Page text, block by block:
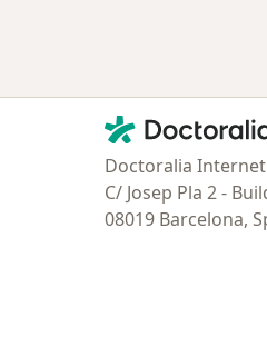
Contacto
Doctoralia - Página de
Doctoralia Internet
C/ Josep Pla 2 -
08019 Barcelona,